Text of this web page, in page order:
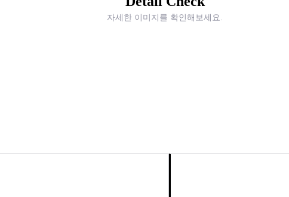
자세한 이미지를 확인해보세요.